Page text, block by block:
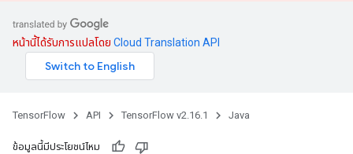
หน้านี้ได้รับการแปลโดย Cloud Translation API
TensorFlow API TensorFlow v2.16.1 Java
ข้อมูลนี้มีประโยชน์ไหม